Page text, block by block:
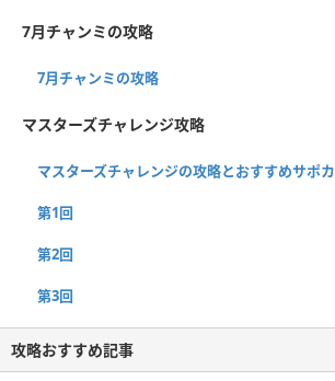
7月チャンミの攻略
7月チャンミの攻略
マスターズチャレンジ攻略
マスターズチャレンジの攻略とおすすめサポカ
第1回
第2回
第3回
攻略おすすめ記事